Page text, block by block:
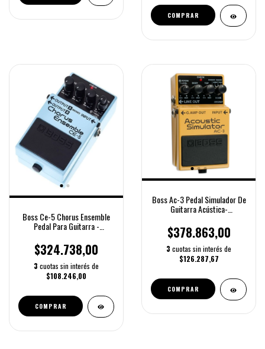
Boss Ce-5 Chorus Ensemble
Pedal Para Guitarra -
$324.738,00
3 cuotas sin interés de
$108.246,00
Boss Ac-3 Pedal Simulador De
Guitarra Acústica-
$378.863,00
3 cuotas sin interés de
$126.287,67
COMPRAR